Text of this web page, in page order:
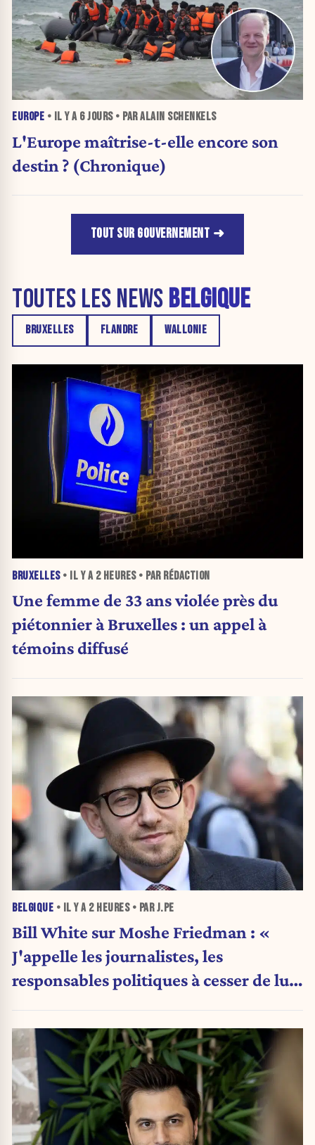
EUROPE • IL Y A 6 JOURS• PAR ALAIN SCHENKELS
L'Europe maîtrise-t-elle encore son
destin ? (Chronique)
TOUT SUR GOUVERNEMENT
TOUTES LES NEWS BELGIQUE
BRUXELLES FLANDRE WALLONIE
BRUXELLES• IL Y A 2 HEURES• PAR RÉDACTION
Une femme de 33 ans violée près du
piétonnier à Bruxelles : un appel à
témoins diffusé
BELGIQUE • IL Y A 2 HEURES• PAR J.PE
Bill White sur Moshe Friedman : «
J'appelle les journalistes, les
responsables politiques à cesser de lui